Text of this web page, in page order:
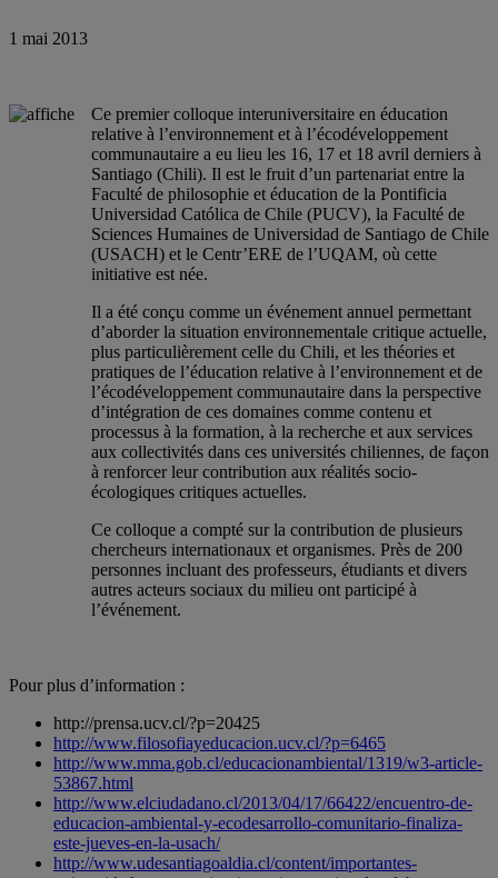
1 mai 2013
Ce premier colloque interuniversitaire en éducation
relative à l’environnement et à l’écodéveloppement
communautaire a eu lieu les 16, 17 et 18 avril derniers à
Santiago (Chili). Il est le fruit d’un partenariat entre la
Faculté de philosophie et éducation de la Pontificia
Universidad Católica de Chile (PUCV), la Faculté de
Sciences Humaines de Universidad de Santiago de Chile
(USACH) et le Centr’ERE de l’UQAM, où cette
initiative est née.
Il a été conçu comme un événement annuel permettant
d’aborder la situation environnementale critique actuelle,
plus particulièrement celle du Chili, et les théories et
pratiques de l’éducation relative à l’environnement et de
l’écodéveloppement communautaire dans la perspective
d’intégration de ces domaines comme contenu et
processus à la formation, à la recherche et aux services
aux collectivités dans ces universités chiliennes, de façon
à renforcer leur contribution aux réalités socio-
écologiques critiques actuelles.
Ce colloque a compté sur la contribution de plusieurs
chercheurs internationaux et organismes. Près de 200
personnes incluant des professeurs, étudiants et divers
autres acteurs sociaux du milieu ont participé à
l’événement.
Pour plus d’information :
http://prensa.ucv.cl/?p=20425
http://www.filosofiayeducacion.ucv.cl/?p=6465
http://www.mma.gob.cl/educacionambiental/1319/w3-article-
53867.html
http://www.elciudadano.cl/2013/04/17/66422/encuentro-de-
educacion-ambiental-y-ecodesarrollo-comunitario-finaliza-
este-jueves-en-la-usach/
http://www.udesantiagoaldia.cl/content/importantes-